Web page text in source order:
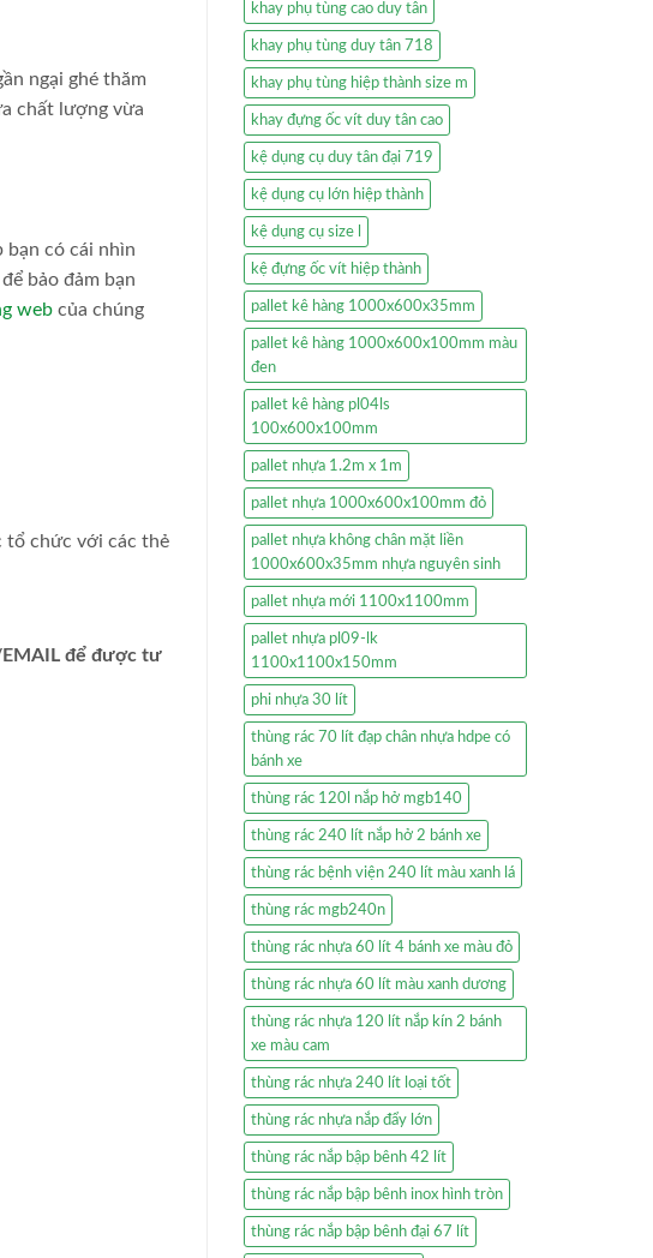
ngại ghé thăm
chất lượng vừa
bạn có cái nhìn
bảo đảm bạn
web của chúng
tổ chức với các thẻ
EMAIL để được tư
khay phụ tùng cao duy tân
khay phụ tùng duy tân 718
khay phụ tùng hiệp thành size m
khay đựng ốc vít duy tân cao
kệ dụng cụ duy tân đại 719
kệ dụng cụ lớn hiệp thành
kệ dụng cụ size l
kệ đựng ốc vít hiệp thành
pallet kê hàng 1000x600x35mm
pallet kê hàng 1000x600x100mm màu
đen
pallet kê hàng pl04ls
100x600x100mm
pallet nhựa 1.2m x 1m
pallet nhựa 1000x600x100mm đỏ
pallet nhựa không chân mặt liền
1000x600x35mm nhựa nguyên sinh
pallet nhựa mới 1100x1100mm
pallet nhựa pl09-lk
1100x1100x150mm
phi nhựa 30 lít
thùng rác 70 lít đạp chân nhựa hdpe có
bánh xe
thùng rác 120l nắp hở mgb140
thùng rác 240 lít nắp hở 2 bánh xe
thùng rác bệnh viện 240 lít màu xanh lá
thùng rác mgb240n
thùng rác nhựa 60 lít 4 bánh xe màu đỏ
thùng rác nhựa 60 lít màu xanh dương
thùng rác nhựa 120 lít nắp kín 2 bánh
xe màu cam
thùng rác nhựa 240 lít loại tốt
thùng rác nhựa nắp đẩy lớn
thùng rác nắp bập bênh 42 lít
thùng rác nắp bập bênh inox hình tròn
thùng rác nắp bập bênh đại 67 lít